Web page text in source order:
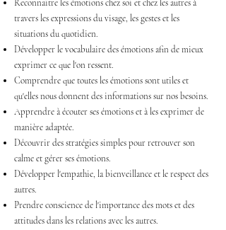
Reconnaître les émotions chez soi et chez les autres à
travers les expressions du visage, les gestes et les
situations du quotidien.
Développer le vocabulaire des émotions afin de mieux
exprimer ce que l'on ressent.
Comprendre que toutes les émotions sont utiles et
qu'elles nous donnent des informations sur nos besoins.
Apprendre à écouter ses émotions et à les exprimer de
manière adaptée.
Découvrir des stratégies simples pour retrouver son
calme et gérer ses émotions.
Développer l'empathie, la bienveillance et le respect des
autres.
Prendre conscience de l'importance des mots et des
attitudes dans les relations avec les autres.